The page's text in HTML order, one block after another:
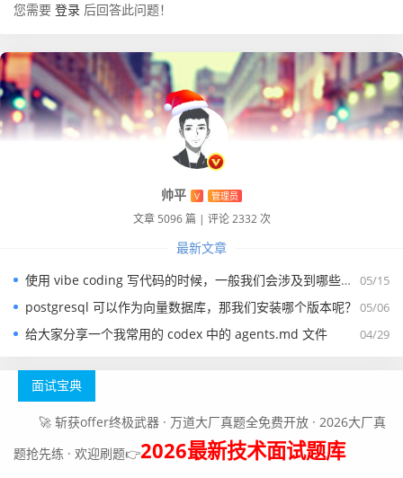
您需要 登录 后回答此问题！
帅平 V 管理员
文章 5096 篇 | 评论 2332 次
最新文章
05/15
使用 vibe coding 写代码的时候，一般我们会涉及到哪些提示词？
05/06
postgresql 可以作为向量数据库，那我们安装哪个版本呢？
04/29
给大家分享一个我常用的 codex 中的 agents.md 文件
面试宝典
🚀 斩获offer终极武器 · 万道大厂真题全免费开放 · 2026大厂真
题抢先练 · 欢迎刷题👉2026最新技术面试题库